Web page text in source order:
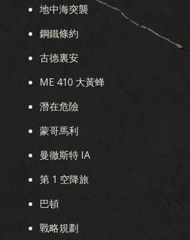
地中海突襲
鋼鐵條約
古德裏安
ME 410 大黃蜂
潛在危險
蒙哥馬利
曼徹斯特 IA
第 1 空降旅
巴頓
戰略規劃